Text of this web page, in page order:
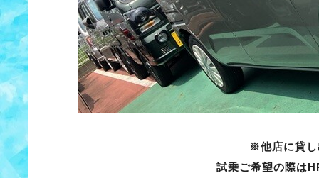
※他店に貸し
試乗ご希望の際は